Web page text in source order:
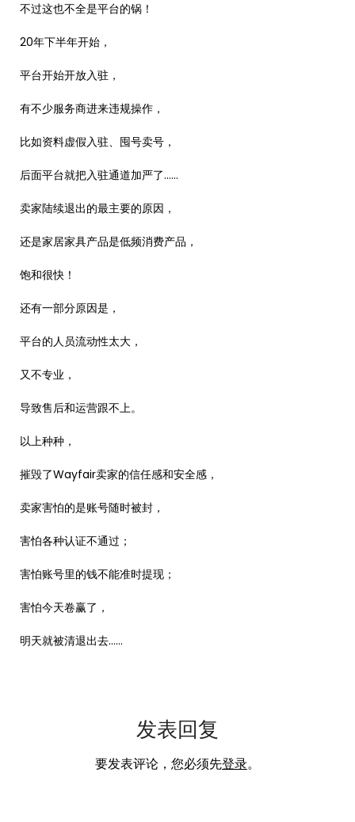
不过这也不全是平台的锅！
20年下半年开始，
平台开始开放入驻，
有不少服务商进来违规操作，
比如资料虚假入驻、囤号卖号，
后面平台就把入驻通道加严了……
卖家陆续退出的最主要的原因，
还是家居家具产品是低频消费产品，
饱和很快！
还有一部分原因是，
平台的人员流动性太大，
又不专业，
导致售后和运营跟不上。
以上种种，
摧毁了Wayfair卖家的信任感和安全感，
卖家害怕的是账号随时被封，
害怕各种认证不通过；
害怕账号里的钱不能准时提现；
害怕今天卷赢了，
明天就被清退出去……
发表回复
要发表评论，您必须先登录。